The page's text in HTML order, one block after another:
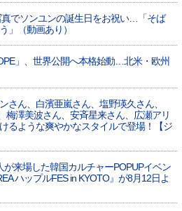
真でソンユンの誕生日をお祝い…「そば
」（動画あり）
」、世界公開へ本格始動…北米・欧州
さん、白濱亜嵐さん、塩野瑛久さん、
梅澤美波さん、安斉星来さん、広瀬アリ
るような爽やかなスタイルで登場！【ジ
が来場した韓国カルチャーPOPUPイベン
ハップルFES in KYOTO』が8月12日よ